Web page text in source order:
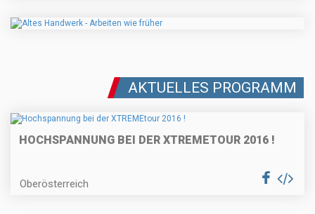
AKTUELLES PROGRAMM
HOCHSPANNUNG BEI DER XTREMETOUR 2016 !
Oberösterreich